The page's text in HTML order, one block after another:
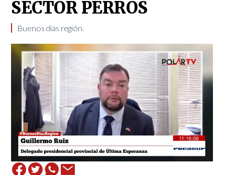
SECTOR PERROS
Buenos días región.